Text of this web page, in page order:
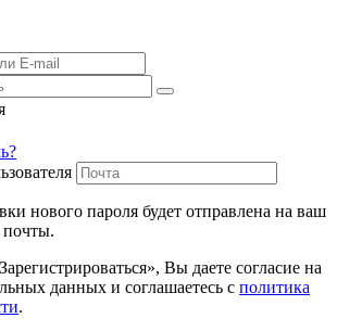
нового пароля будет отправлена ​​на ваш
почты.
Вы даете согласие на
данных и соглашаетесь с политика
.